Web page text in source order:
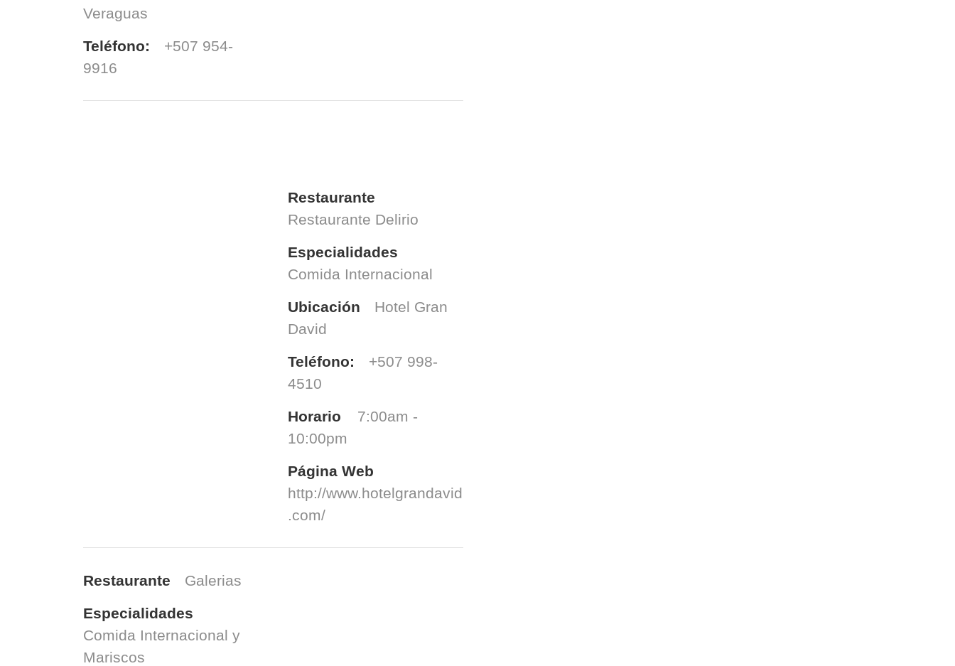
Veraguas
Teléfono:
+507 954-
9916
Restaurante
Restaurante Delirio
Especialidades
Comida Internacional
Ubicación
Hotel Gran
David
Teléfono:
+507 998-
4510
Horario
7:00am -
10:00pm
Página Web
http://www.hotelgrandavid
.com/
Restaurante
Galerias
Especialidades
Comida Internacional y
Mariscos